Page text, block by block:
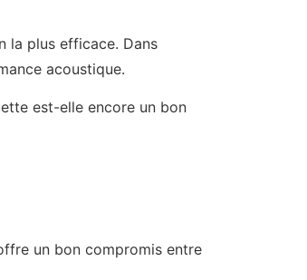
la plus efficace. Dans
acoustique.
est-elle encore un bon
un bon compromis entre